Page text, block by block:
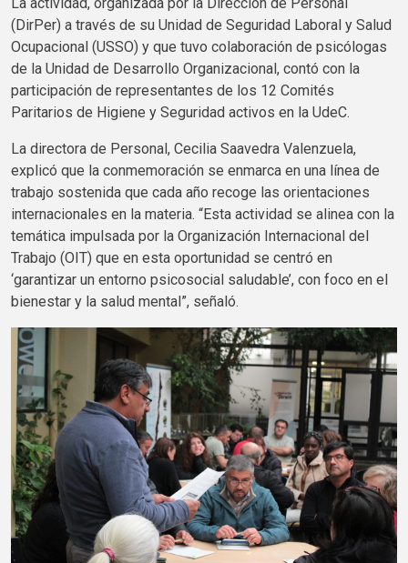
(DirPer) a través de su Unidad de Seguridad Laboral y Salud
Ocupacional (USSO) y que tuvo colaboración de psicólogas
de la Unidad de Desarrollo Organizacional, contó con la
participación de representantes de los 12 Comités
Paritarios de Higiene y Seguridad activos en la UdeC.
La directora de Personal, Cecilia Saavedra Valenzuela,
explicó que la conmemoración se enmarca en una línea de
trabajo sostenida que cada año recoge las orientaciones
internacionales en la materia. “Esta actividad se alinea con la
temática impulsada por la Organización Internacional del
Trabajo (OIT) que en esta oportunidad se centró en
‘garantizar un entorno psicosocial saludable’, con foco en el
bienestar y la salud mental”, señaló.